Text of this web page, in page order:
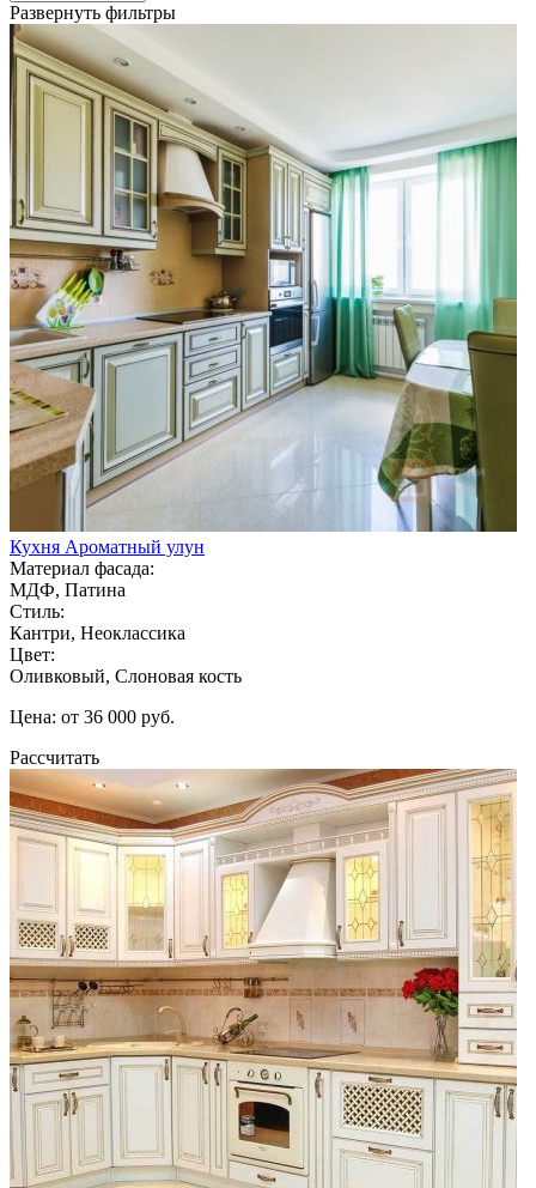
Развернуть фильтры
Кухня Ароматный улун
Материал фасада:
МДФ, Патина
Стиль:
Кантри, Неоклассика
Цвет:
Оливковый, Слоновая кость
Цена: от 36 000 руб.
Рассчитать